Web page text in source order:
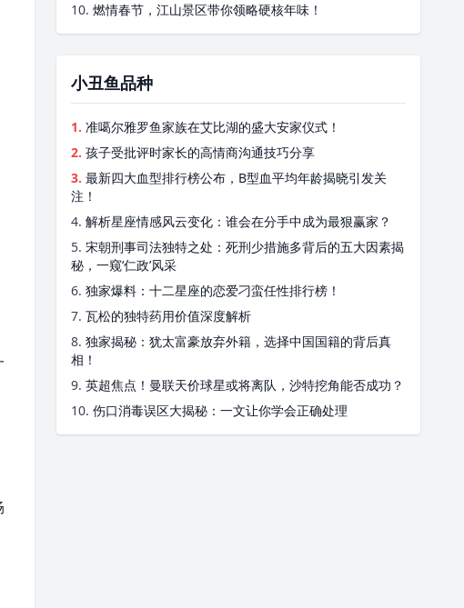
10. 燃情春节，江山景区带你领略硬核年味！
小丑鱼品种
1. 准噶尔雅罗鱼家族在艾比湖的盛大安家仪式！
2. 孩子受批评时家长的高情商沟通技巧分享
3. 最新四大血型排行榜公布，B型血平均年龄揭晓引发关
注！
4. 解析星座情感风云变化：谁会在分手中成为最狠赢家？
5. 宋朝刑事司法独特之处：死刑少措施多背后的五大因素揭
秘，一窥‘仁政’风采
6. 独家爆料：十二星座的恋爱刁蛮任性排行榜！
7. 瓦松的独特药用价值深度解析
8. 独家揭秘：犹太富豪放弃外籍，选择中国国籍的背后真
相！
9. 英超焦点！曼联天价球星或将离队，沙特挖角能否成功？
10. 伤口消毒误区大揭秘：一文让你学会正确处理